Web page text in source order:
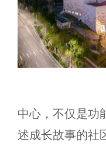
中心，不仅是功
述成长故事的社